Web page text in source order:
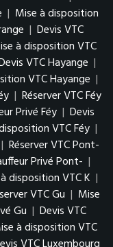
| Mise à disposition
| Devis VTC
à disposition VTC
VTC Hayange |
VTC Hayange |
| Réserver VTC Féy
Privé Féy | Devis
VTC Féy |
| Réserver VTC Pont-
Privé Pont- |
disposition VTC K |
VTC Gu | Mise
Gu | Devis VTC
à disposition VTC